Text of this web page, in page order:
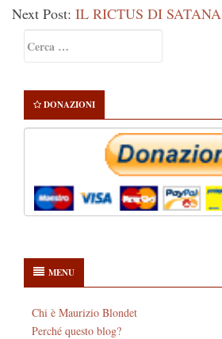
Next Post: IL RICTUS DI SATANA
Sidebar
per:
DONAZIONI
MENU
Chi è Maurizio Blondet
Perché questo blog?